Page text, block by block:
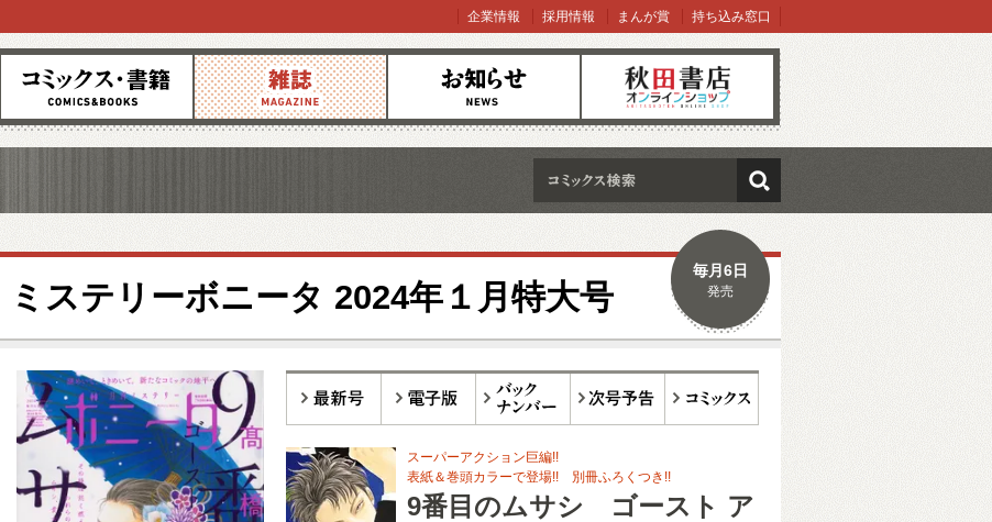
コミックス 雑誌 お知らせ オンラインショップ
企業情報 採用情報 まんが賞 持ち込み窓口
検索
ミステリーボニータ 2024年１月特大号
毎月6日
発売
スーパーアクション巨編!!
表紙＆巻頭カラーで登場!! 別冊ふろくつき!!
9番目のムサシ ゴースト ア